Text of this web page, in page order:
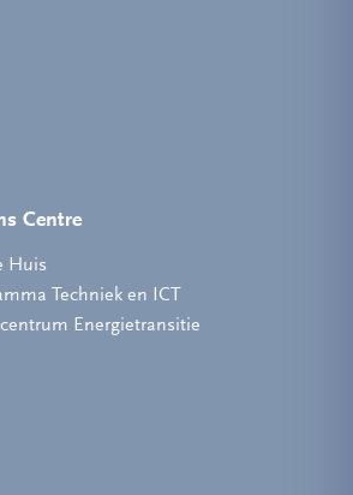
Centre
Huis
Techniek en ICT
Energietransitie